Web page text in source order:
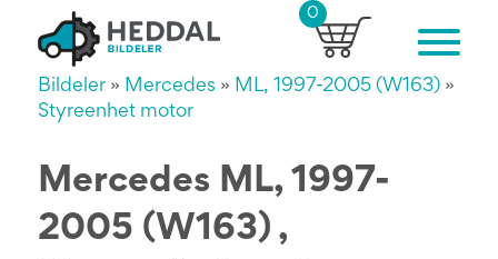
0
Bildeler » Mercedes » ML, 1997-2005 (W163) »
Styreenhet motor
Mercedes ML, 1997-
2005 (W163) ,